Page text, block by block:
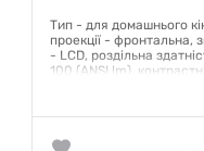
Тип - для домашнього
проекції - фронтальна,
- LCD, роздільна
100 (ANSI lm),